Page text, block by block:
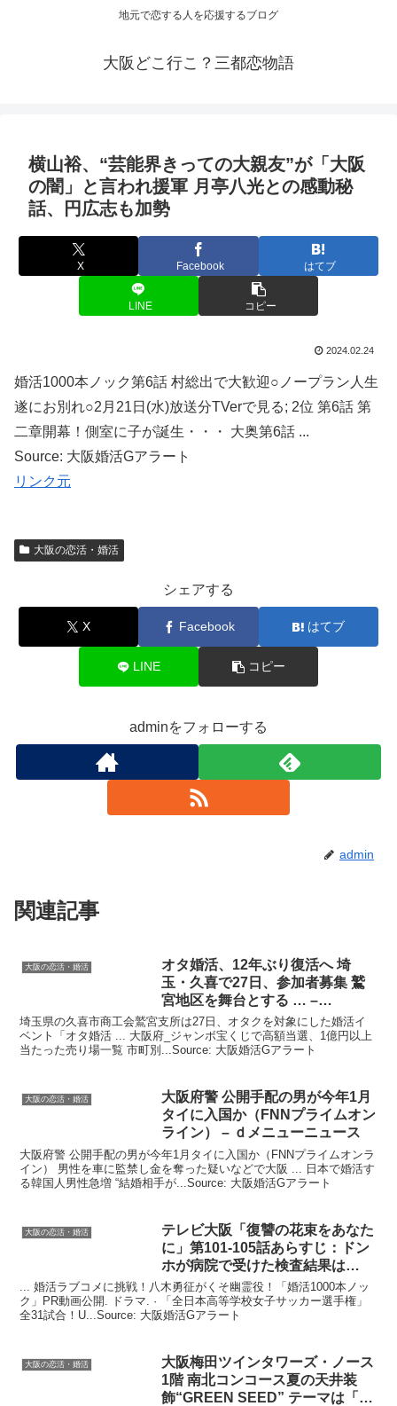
地元で恋する人を応援するブログ
大阪どこ行こ？三都恋物語
横山裕、“芸能界きっての大親友”が「 大阪
の闇」と言われ援軍 月亭八光との感動秘
話、円広志も加勢
X Facebook はてブ
LINE コピー
2024.02.24
婚活1000本ノック第6話 村総出で大歓迎○ノープラン人生
遂にお別れ○2月21日(水)放送分TVerで見る; 2位 第6話 第
二章開幕！側室に子が誕生・・・ 大奥第6話 ...
Source: 大阪婚活Gアラート
リンク元
大阪の恋活・婚活
シェアする
X Facebook はてブ
LINE コピー
adminをフォローする
admin
関連記事
大阪の恋活・婚活 オタ婚活、12年ぶり復活へ 埼
玉・久喜で27日、参加者募集 鷲
宮地区を舞台とする … –
47NEWS
埼玉県の久喜市商工会鷲宮支所は27日、オタクを対象にした婚活イ
ベント「オタ婚活 ... 大阪府_ジャンボ宝くじで高額当選、1億円以上
当たった売り場一覧 市町別...Source: 大阪婚活Gアラート
大阪の恋活・婚活 大阪府警 公開手配の男が今年1月
タイに入国か（FNNプライムオン
ライン） – ｄメニューニュース
大阪府警 公開手配の男が今年1月タイに入国か（FNNプライムオンラ
イン） 男性を車に監禁し金を奪った疑いなどで大阪 ... 日本で婚活す
る韓国人男性急増 “結婚相手が...Source: 大阪婚活Gアラート
大阪の恋活・婚活 テレビ大阪 「復讐の花束をあなた
に」第101-105話あらすじ：ドン
ホが病院で受けた検査結果は…
... 婚活ラブコメに挑戦！八木勇征がくそ幽霊役！「婚活1000本ノッ
ク」PR動画公開. ドラマ. · 「全日本高等学校女子サッカー選手権」
全31試合！U...Source: 大阪婚活Gアラート
大阪の恋活・婚活 大阪梅田ツインタワーズ・ノース
1階 南北コンコース夏の天井装
飾“GREEN SEED” テーマは「大